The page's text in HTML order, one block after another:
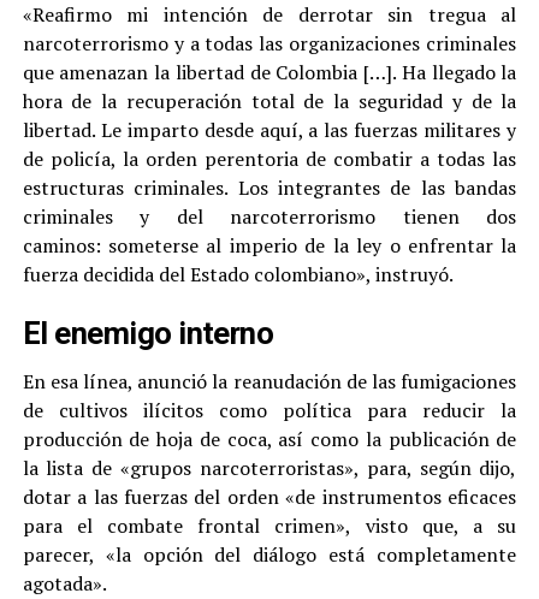
«Reafirmo mi intención de derrotar sin tregua al
narcoterrorismo y a todas las organizaciones criminales
que amenazan la libertad de Colombia […]. Ha llegado la
hora de la recuperación total de la seguridad y de la
libertad. Le imparto desde aquí, a las fuerzas militares y
de policía, la orden perentoria de combatir a todas las
estructuras criminales. Los integrantes de las bandas
criminales y del narcoterrorismo tienen dos
caminos: someterse al imperio de la ley o enfrentar la
fuerza decidida del Estado colombiano», instruyó.
El enemigo interno
En esa línea, anunció la reanudación de las fumigaciones
de cultivos ilícitos como política para reducir la
producción de hoja de coca, así como la publicación de
la lista de «grupos narcoterroristas», para, según dijo,
dotar a las fuerzas del orden «de instrumentos eficaces
para el combate frontal crimen», visto que, a su
parecer, «la opción del diálogo está completamente
agotada».